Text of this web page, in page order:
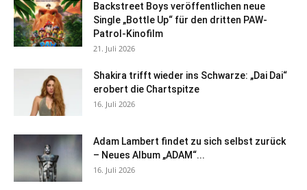
Backstreet Boys veröffentlichen neue
Single „Bottle Up“ für den dritten PAW-
Patrol-Kinofilm
21. Juli 2026
Shakira trifft wieder ins Schwarze: „Dai Dai“
erobert die Chartspitze
16. Juli 2026
Adam Lambert findet zu sich selbst zurück
– Neues Album „ADAM“...
16. Juli 2026